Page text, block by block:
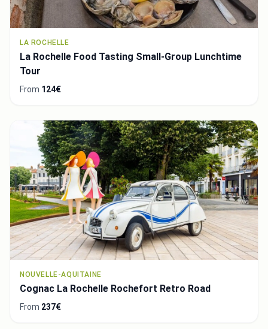
LA ROCHELLE
La Rochelle Food Tasting Small-Group Lunchtime
Tour
From 124€
NOUVELLE-AQUITAINE
Cognac La Rochelle Rochefort Retro Road
From 237€